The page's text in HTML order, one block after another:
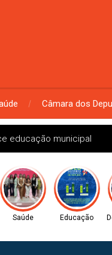
Câmara dos
educação municipal
Saúde Educação